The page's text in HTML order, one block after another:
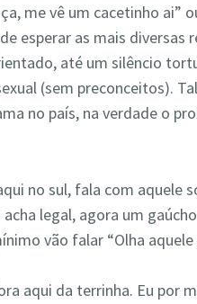
me vê um cacetinho ai”
esperar as mais diversas
até um silêncio
(sem preconceitos).
no país, na verdade o
no sul, fala com aquele
legal, agora um
vão falar “Olha aquele
aqui da terrinha. Eu por